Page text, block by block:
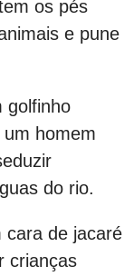
os pés
e pune
homem
do rio.
de jacaré
crianças